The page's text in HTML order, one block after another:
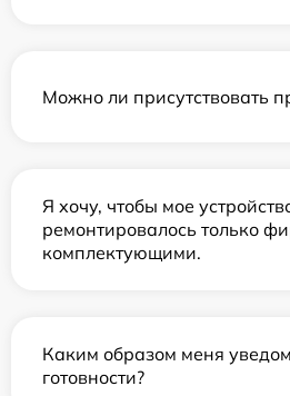
Можно ли присутствовать
Я хочу, чтобы мое
ремонтировалось только
комплектующими.
Каким образом меня
готовности?